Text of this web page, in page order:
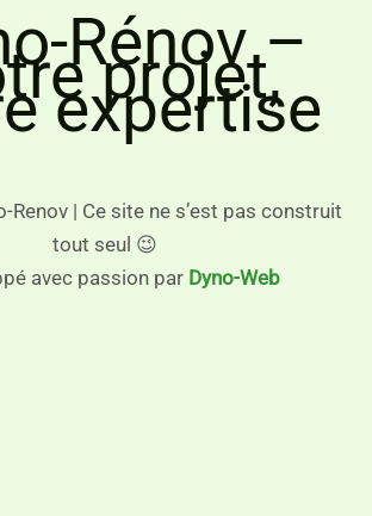
Rénov –
projet,
expertise
Renov | Ce site ne s’est pas construit
tout seul 😉
avec passion par Dyno-Web